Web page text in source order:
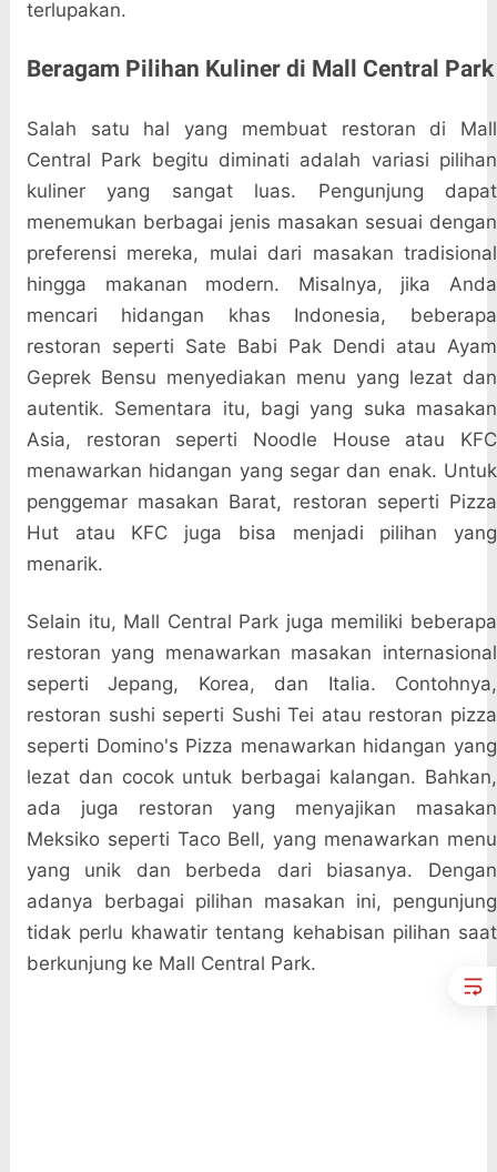
terlupakan.
Beragam Pilihan Kuliner di Mall Central Park
Salah satu hal yang membuat restoran di Mall
Central Park begitu diminati adalah variasi pilihan
kuliner yang sangat luas. Pengunjung dapat
menemukan berbagai jenis masakan sesuai dengan
preferensi mereka, mulai dari masakan tradisional
hingga makanan modern. Misalnya, jika Anda
mencari hidangan khas Indonesia, beberapa
restoran seperti Sate Babi Pak Dendi atau Ayam
Geprek Bensu menyediakan menu yang lezat dan
autentik. Sementara itu, bagi yang suka masakan
Asia, restoran seperti Noodle House atau KFC
menawarkan hidangan yang segar dan enak. Untuk
penggemar masakan Barat, restoran seperti Pizza
Hut atau KFC juga bisa menjadi pilihan yang
menarik.
Selain itu, Mall Central Park juga memiliki beberapa
restoran yang menawarkan masakan internasional
seperti Jepang, Korea, dan Italia. Contohnya,
restoran sushi seperti Sushi Tei atau restoran pizza
seperti Domino's Pizza menawarkan hidangan yang
lezat dan cocok untuk berbagai kalangan. Bahkan,
ada juga restoran yang menyajikan masakan
Meksiko seperti Taco Bell, yang menawarkan menu
yang unik dan berbeda dari biasanya. Dengan
adanya berbagai pilihan masakan ini, pengunjung
tidak perlu khawatir tentang kehabisan pilihan saat
berkunjung ke Mall Central Park.